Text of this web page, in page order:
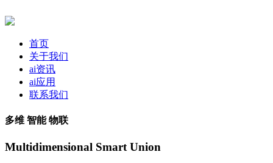
首页
关于我们
ai资讯
ai应用
联系我们
多维 智能 物联
Multidimensional Smart Union